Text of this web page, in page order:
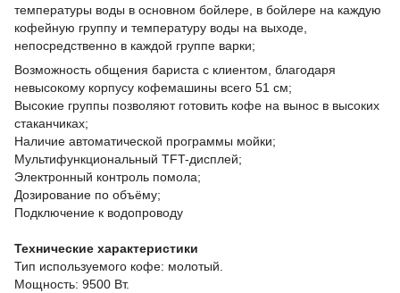
температуры воды в основном бойлере, в бойлере на каждую
кофейную группу и температуру воды на выходе,
непосредственно в каждой группе варки;
Возможность общения бариста с клиентом, благодаря
невысокому корпусу кофемашины всего 51 см;
Высокие группы позволяют готовить кофе на вынос в высоких
стаканчиках;
Наличие автоматической программы мойки;
Мультифункциональный TFT-дисплей;
Электронный контроль помола;
Дозирование по объёму;
Подключение к водопроводу
Технические характеристики
Тип используемого кофе: молотый.
Мощность: 9500 Вт.